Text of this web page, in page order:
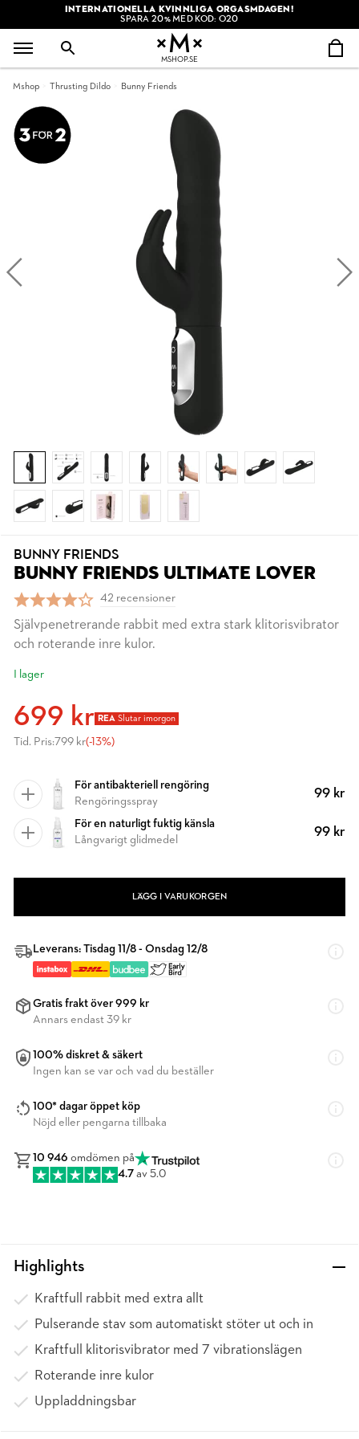
INTERNATIONELLA KVINNLIGA ORGASMDAGEN!
SPARA 20% MED KOD: O20
MSHOP.SE
Mshop Thrusting Dildo Bunny Friends
BUNNY FRIENDS
BUNNY FRIENDS ULTIMATE LOVER
42 recensioner
Självpenetrerande rabbit med extra stark klitorisvibrator
och roterande inre kulor.
I lager
699 kr REA Slutar imorgon
Tid. Pris:799 kr(-13%)
För antibakteriell rengöring
Rengöringsspray
99 kr
För en naturligt fuktig känsla
Långvarigt glidmedel
99 kr
LÄGG I VARUKORGEN
Leverans: Tisdag 11/8 - Onsdag 12/8
Gratis frakt över 999 kr
Annars endast 39 kr
100% diskret & säkert
Ingen kan se var och vad du beställer
100* dagar öppet köp
Nöjd eller pengarna tillbaka
10 946 omdömen på
4.7 av 5.0
Highlights
Kraftfull rabbit med extra allt
Pulserande stav som automatiskt stöter ut och in
Kraftfull klitorisvibrator med 7 vibrationslägen
Roterande inre kulor
Uppladdningsbar